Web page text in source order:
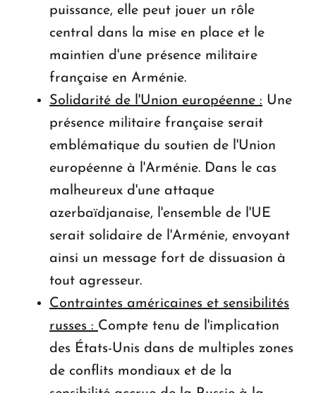
puissance, elle peut jouer un rôle
central dans la mise en place et le
maintien d'une présence militaire
française en Arménie.
Solidarité de l'Union européenne : Une
présence militaire française serait
emblématique du soutien de l'Union
européenne à l'Arménie. Dans le cas
malheureux d'une attaque
azerbaïdjanaise, l'ensemble de l'UE
serait solidaire de l'Arménie, envoyant
ainsi un message fort de dissuasion à
tout agresseur.
Contraintes américaines et sensibilités
russes : Compte tenu de l'implication
des États-Unis dans de multiples zones
de conflits mondiaux et de la